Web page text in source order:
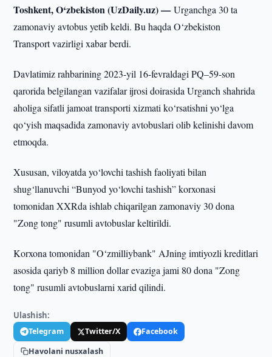
Toshkent, O‘zbekiston (UzDaily.uz) —Urganchga 30 ta
zamonaviy avtobus yetib keldi. Bu haqda O‘zbekiston
Transport vazirligi xabar berdi.
Davlatimiz rahbarining 2023-yil 16-fevraldagi PQ–59-son
qarorida belgilangan vazifalar ijrosi doirasida Urganch shahrida
aholiga sifatli jamoat transporti xizmati ko‘rsatishni yo‘lga
qo‘yish maqsadida zamonaviy avtobuslari olib kelinishi davom
etmoqda.
Xususan, viloyatda yo‘lovchi tashish faoliyati bilan
shug‘llanuvchi “Bunyod yo‘lovchi tashish” korxonasi
tomonidan XXRda ishlab chiqarilgan zamonaviy 30 dona
"Zong tong" rusumli avtobuslar keltirildi.
Korxona tomonidan "O‘zmilliybank" AJning imtiyozli kreditlari
asosida qariyb 8 million dollar evaziga jami 80 dona "Zong
tong" rusumli avtobuslarni xarid qilindi.
Ulashish:
Telegram Twitter/X
Facebook
Havolani nusxalash